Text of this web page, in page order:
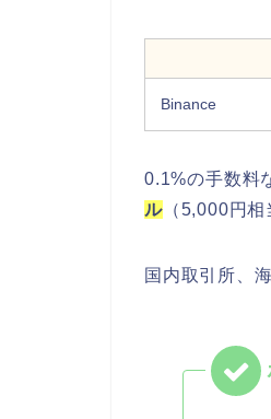
Binance
0.1%の手数料
ル（5,000円相
国内取引所、